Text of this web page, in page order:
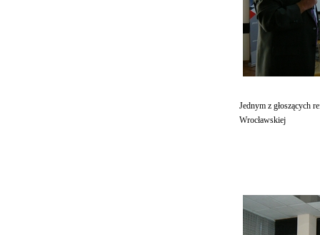
Jednym z głoszących
Wrocławskiej